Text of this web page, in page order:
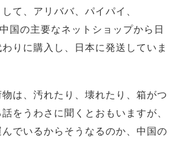
て、アリババ、パイパイ、
国の主要なネットショップから日
りに購入し、日本に発送していま
は、汚れたり、壊れたり、箱がつ
をうわさに聞くとおもいますが、
でいるからそうなるのか、中国の